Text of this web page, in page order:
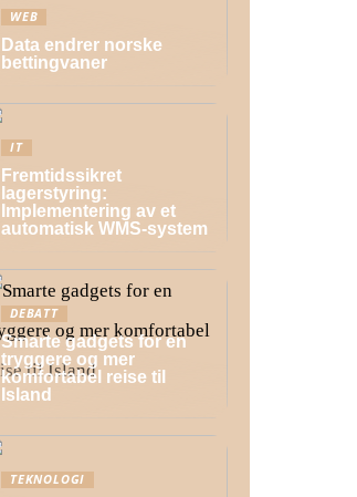
WEB
Data endrer norske
bettingvaner
IT
Fremtidssikret
lagerstyring:
Implementering av et
automatisk WMS-system
DEBATT
Smarte gadgets for en
tryggere og mer
komfortabel reise til
Island
TEKNOLOGI